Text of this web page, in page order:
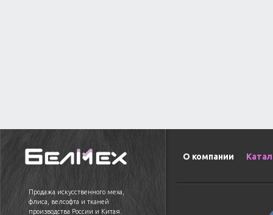
Продажа искусственного меха,
флиса, велсофта и тканей
производства России и Китая.
О компании